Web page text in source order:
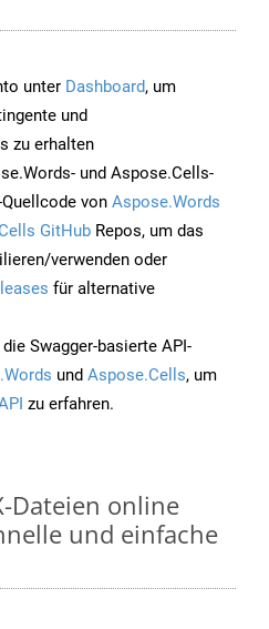
unter Dashboard, um
und
zu erhalten
und Aspose.Cells-
von Aspose.Words
GitHub Repos, um das
verwenden oder
für alternative
Swagger-basierte API-
und Aspose.Cells, um
zu erfahren.
Dateien online
und einfache